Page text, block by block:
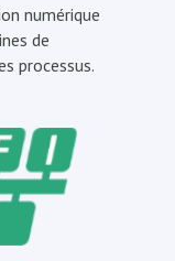
numérique
de
processus.